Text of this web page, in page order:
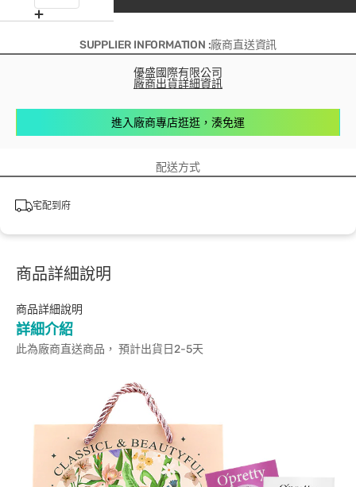
SUPPLIER INFORMATION :廠商直送資訊
優盛國際有限公司
廠商出貨詳細資訊
進入廠商專店逛逛，湊免運
配送方式
宅配到府
商品詳細說明
商品詳細說明
詳細介紹
此為廠商直送商品， 預計出貨日2-5天